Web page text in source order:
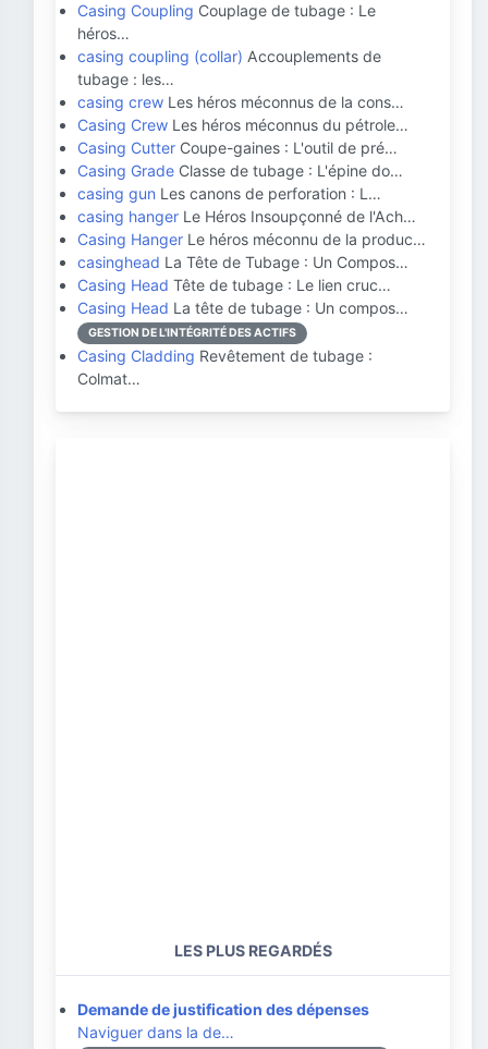
Casing Coupling Couplage de tubage : Le
héros…
casing coupling (collar) Accouplements de
tubage : les…
casing crew Les héros méconnus de la cons…
Casing Crew Les héros méconnus du pétrole…
Casing Cutter Coupe-gaines : L'outil de pré…
Casing Grade Classe de tubage : L'épine do…
casing gun Les canons de perforation : L…
casing hanger Le Héros Insoupçonné de l'Ach…
Casing Hanger Le héros méconnu de la produc…
casinghead La Tête de Tubage : Un Compos…
Casing Head Tête de tubage : Le lien cruc…
Casing Head La tête de tubage : Un compos…
GESTION DE L'INTÉGRITÉ DES ACTIFS
Casing Cladding Revêtement de tubage :
Colmat…
LES PLUS REGARDÉS
Demande de justification des dépenses
Naviguer dans la de…